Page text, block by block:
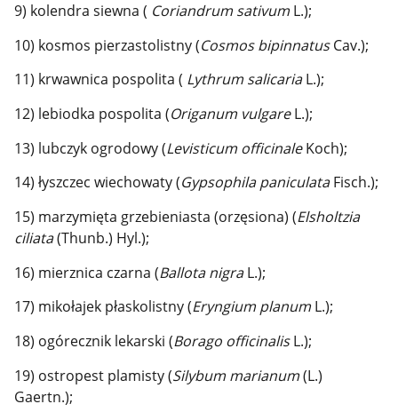
9) kolendra siewna ( Coriandrum sativumL.);
10) kosmos pierzastolistny (Cosmos bipinnatusCav.);
11) krwawnica pospolita ( Lythrum salicariaL.);
12) lebiodka pospolita (Origanum vulgareL.);
13) lubczyk ogrodowy (Levisticum officinaleKoch);
14) łyszczec wiechowaty (Gypsophila paniculataFisch.);
15) marzymięta grzebieniasta (orzęsiona) (Elsholtzia
ciliata(Thunb.) Hyl.);
16) mierznica czarna (Ballota nigraL.);
17) mikołajek płaskolistny (Eryngium planumL.);
18) ogórecznik lekarski (Borago officinalisL.);
19) ostropest plamisty (Silybum marianum(L.)
Gaertn.);